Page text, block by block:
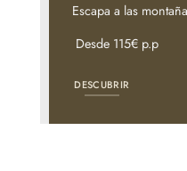
Escapa a las
Desde 115€ p.p
DESCUBRIR